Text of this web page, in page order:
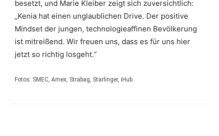
besetzt, und Marie Kleiber zeigt sich zuversichtlich:
„Kenia hat einen unglaublichen Drive. Der positive
Mindset der jungen, technologieaffinen Bevölkerung
ist mitreißend. Wir freuen uns, dass es für uns hier
jetzt so richtig losgeht.“
Fotos: SMEC, Amex, Strabag, Starlinger, iHub